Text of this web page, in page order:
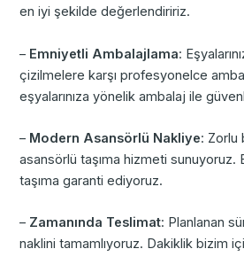
en iyi şekilde değerlendiririz.
– Emniyetli Ambalajlama:
çizilmelere karşı profesyonelce
eşyalarınıza yönelik ambalaj ile
– Modern Asansörlü Nakliye: Zorlu
asansörlü taşıma hizmeti
taşıma garanti ediyoruz.
– Zamanında Teslimat: Planlanan
naklini tamamlıyoruz. Dakiklik bizim